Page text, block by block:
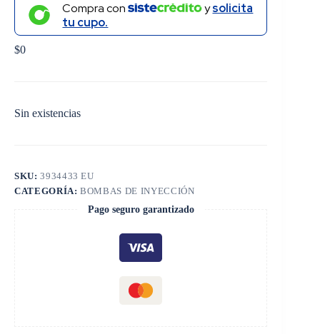
Compra con ysolicita
tu cupo.
$0
Sin existencias
SKU:3934433 EU
CATEGORÍA:BOMBAS DE INYECCIÓN
Pago seguro garantizado